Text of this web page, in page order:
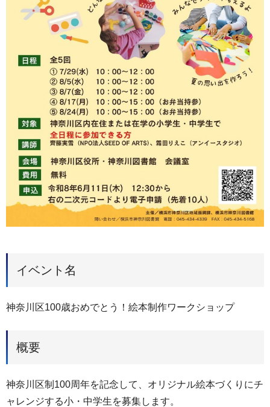
イベント名
神奈川区100歳おめでとう！絵本制作ワークショップ
概要
神奈川区制100周年を記念して、オリジナル絵本づくりにチ
ャレンジする小・中学生を募集します。